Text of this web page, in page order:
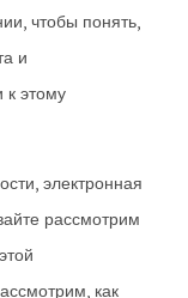
чтобы понять,
и
к этому
электронная
рассмотрим
как